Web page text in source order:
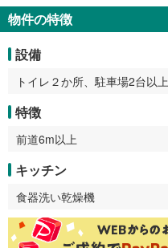
物件の特徴
設備
トイレ２か所、駐車場2台以上
特徴
前道6m以上
キッチン
食器洗い乾燥機